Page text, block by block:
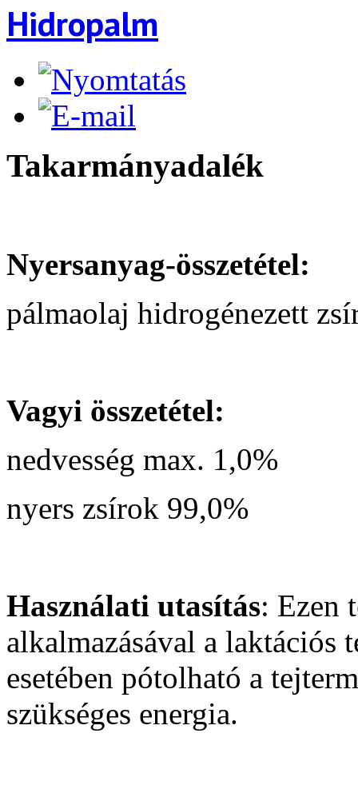
Hidropalm
Takarmányadalék
Nyersanyag-összetétel:
pálmaolaj hidrogénezett
Vagyi összetétel:
nedvesség max. 1,0%
nyers zsírok 99,0%
Használati utasítás: Ezen
alkalmazásával a laktációs
esetében pótolható a
szükséges energia.